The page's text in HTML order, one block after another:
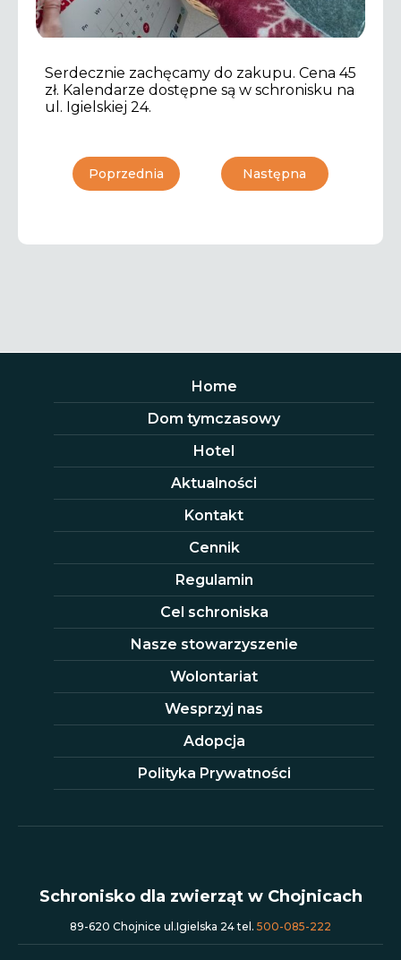
Serdecznie zachęcamy do zakupu. Cena 45
zł. Kalendarze dostępne są w schronisku na
ul. Igielskiej 24.
Poprzednia Następna
Home
Dom tymczasowy
Hotel
Aktualności
Kontakt
Cennik
Regulamin
Cel schroniska
Nasze stowarzyszenie
Wolontariat
Wesprzyj nas
Adopcja
Polityka Prywatności
Schronisko dla zwierząt w Chojnicach
89-620 Chojnice ul.Igielska 24 tel. 500-085-222